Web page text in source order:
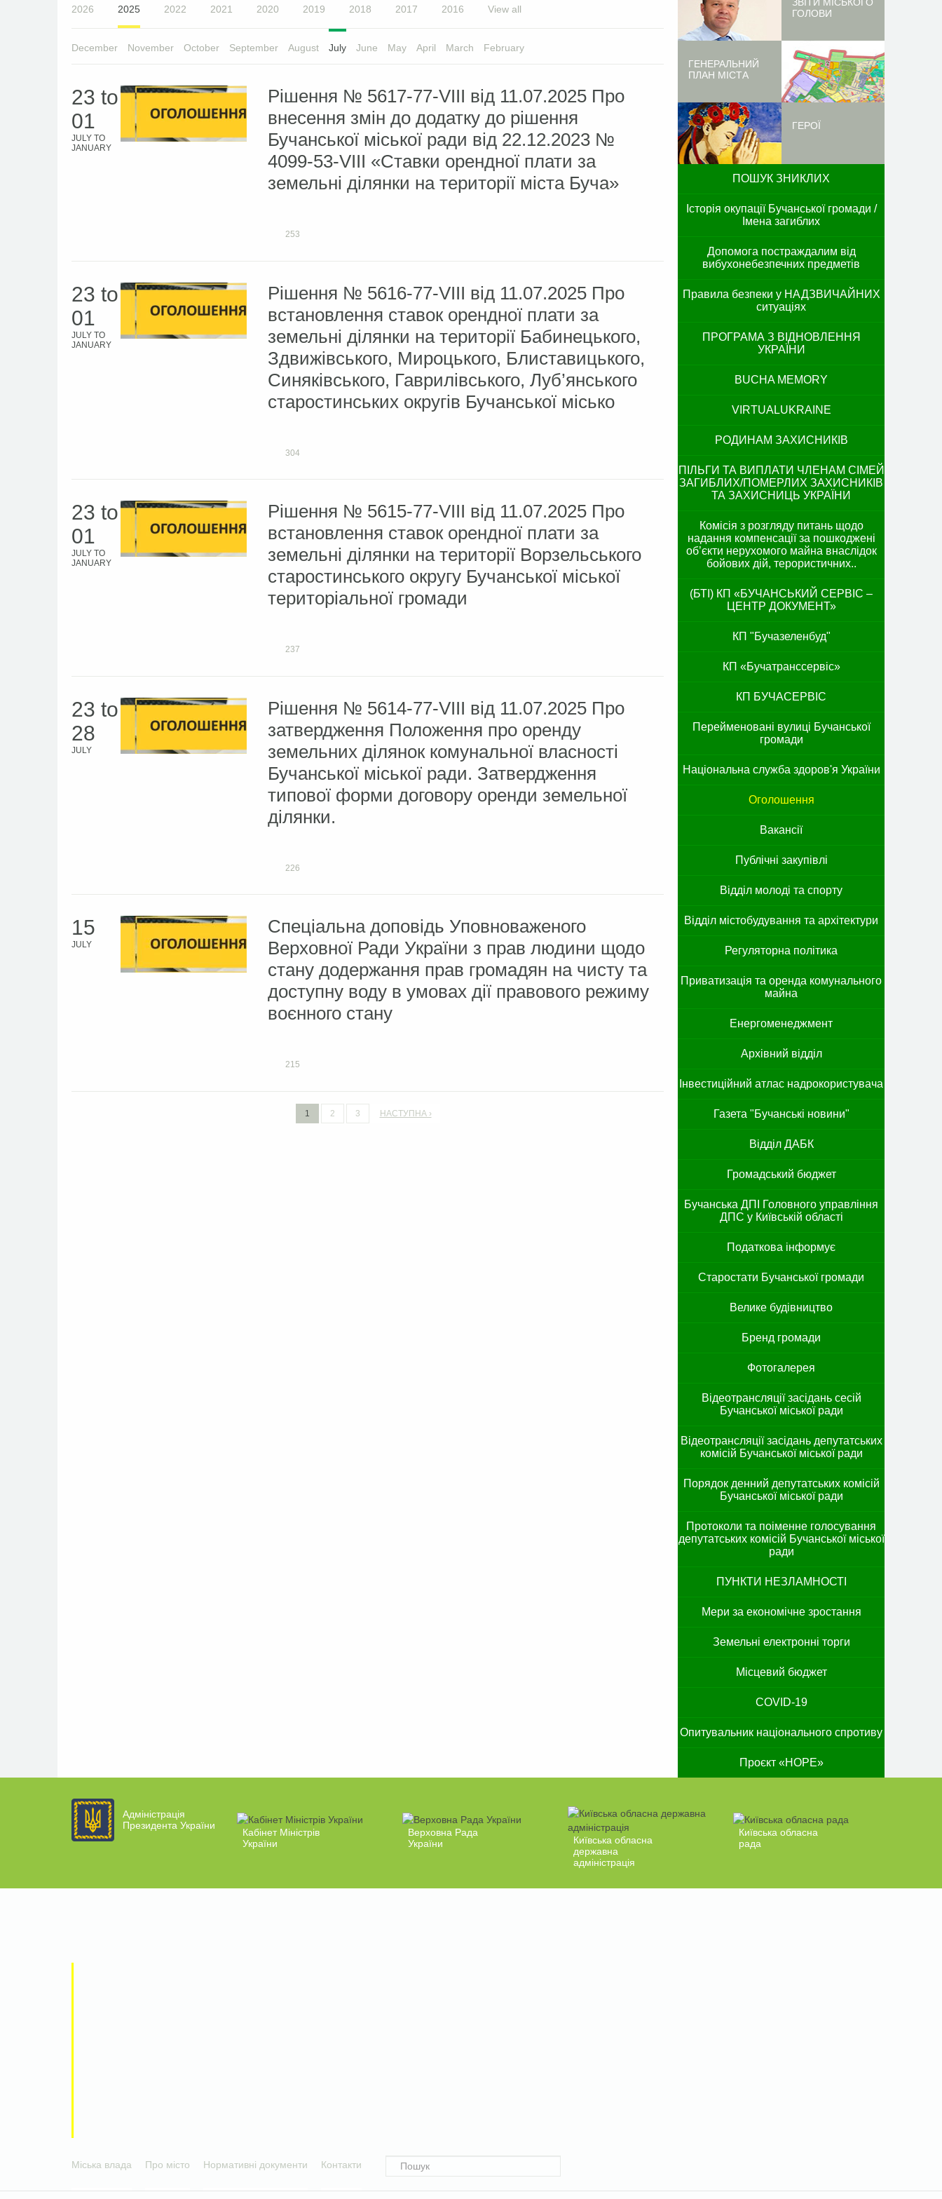
2026 2025 2022 2021 2020 2019 2018 2017 2016 View all
December November October September August July June May April March February
23 to
01
JULY TO
JANUARY
Рішення № 5617-77-VIII від 11.07.2025 Про
внесення змін до додатку до рішення
Бучанської міської ради від 22.12.2023 №
4099-53-VIII «Ставки орендної плати за
земельні ділянки на території міста Буча»
253
23 to
01
JULY TO
JANUARY
Рішення № 5616-77-VIII від 11.07.2025 Про
встановлення ставок орендної плати за
земельні ділянки на території Бабинецького,
Здвижівського, Мироцького, Блиставицького,
Синяківського, Гаврилівського, Луб’янського
старостинських округів Бучанської місько
304
23 to
01
JULY TO
JANUARY
Рішення № 5615-77-VIII від 11.07.2025 Про
встановлення ставок орендної плати за
земельні ділянки на території Ворзельського
старостинського округу Бучанської міської
територіальної громади
237
23 to
28
JULY
Рішення № 5614-77-VIII від 11.07.2025 Про
затвердження Положення про оренду
земельних ділянок комунальної власності
Бучанської міської ради. Затвердження
типової форми договору оренди земельної
ділянки.
226
15
JULY
Спеціальна доповідь Уповноваженого
Верховної Ради України з прав людини щодо
стану додержання прав громадян на чисту та
доступну воду в умовах дії правового режиму
воєнного стану
215
1 2 3 НАСТУПНА ›
ГОЛОВИ
ГЕНЕРАЛЬНИЙ
ПЛАН МІСТА
ГЕРОЇ
ПОШУК ЗНИКЛИХ
Історія окупації Бучанської громади /
Імена загиблих
Допомога постраждалим від
вибухонебезпечних предметів
Правила безпеки у НАДЗВИЧАЙНИХ
ситуаціях
ПРОГРАМА З ВІДНОВЛЕННЯ
УКРАЇНИ
BUCHA MEMORY
VIRTUALUKRAINE
РОДИНАМ ЗАХИСНИКІВ
ПІЛЬГИ ТА ВИПЛАТИ ЧЛЕНАМ СІМЕЙ
ЗАГИБЛИХ/ПОМЕРЛИХ ЗАХИСНИКІВ
ТА ЗАХИСНИЦЬ УКРАЇНИ
Комісія з розгляду питань щодо
надання компенсації за пошкоджені
об’єкти нерухомого майна внаслідок
бойових дій, терористичних..
(БТІ) КП «БУЧАНСЬКИЙ СЕРВІС –
ЦЕНТР ДОКУМЕНТ»
КП "Бучазеленбуд"
КП «Бучатранссервіс»
КП БУЧАСЕРВІС
Перейменовані вулиці Бучанської
громади
Національна служба здоров'я України
Оголошення
Вакансії
Публічні закупівлі
Відділ молоді та спорту
Відділ містобудування та архітектури
Регуляторна політика
Приватизація та оренда комунального
майна
Енергоменеджмент
Архівний відділ
Інвестиційний атлас надрокористувача
Газета "Бучанські новини"
Відділ ДАБК
Громадський бюджет
Бучанська ДПІ Головного управління
ДПС у Київській області
Податкова інформує
Старостати Бучанської громади
Велике будівництво
Бренд громади
Фотогалерея
Відеотрансляції засідань сесій
Бучанської міської ради
Відеотрансляції засідань депутатських
комісій Бучанської міської ради
Порядок денний депутатських комісій
Бучанської міської ради
Протоколи та поіменне голосування
депутатських комісій Бучанської міської
ради
ПУНКТИ НЕЗЛАМНОСТІ
Мери за економічне зростання
Земельні електронні торги
Місцевий бюджет
COVID-19
Опитувальник національного спротиву
Проєкт «HOPE»
Адміністрація
Президента України
Кабінет Міністрів
України
Верховна Рада
України
Київська обласна
державна
адміністрація
Київська обласна
рада
Міська влада Про місто Нормативні документи Контакти